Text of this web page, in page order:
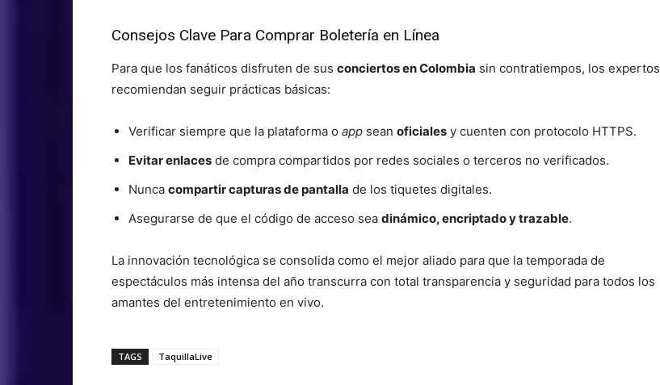
Consejos Clave Para Comprar Boletería en Línea
Para que los fanáticos disfruten de sus conciertos en Colombia sin contratiempos, los expertos
recomiendan seguir prácticas básicas:
Verificar siempre que la plataforma o app sean oficiales y cuenten con protocolo HTTPS.
Evitar enlaces de compra compartidos por redes sociales o terceros no verificados.
Nunca compartir capturas de pantalla de los tiquetes digitales.
Asegurarse de que el código de acceso sea dinámico, encriptado y trazable.
La innovación tecnológica se consolida como el mejor aliado para que la temporada de
espectáculos más intensa del año transcurra con total transparencia y seguridad para todos los
amantes del entretenimiento en vivo.
TAGS TaquillaLive